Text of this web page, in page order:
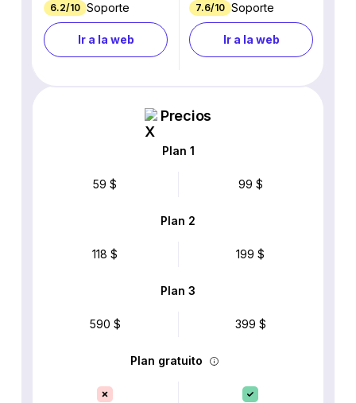
6.2/10 Soporte
Ir a la web
7.6/10 Soporte
Ir a la web
Precios
Plan 1
59 $ 99 $
Plan 2
118 $ 199 $
Plan 3
590 $ 399 $
Plan gratuito